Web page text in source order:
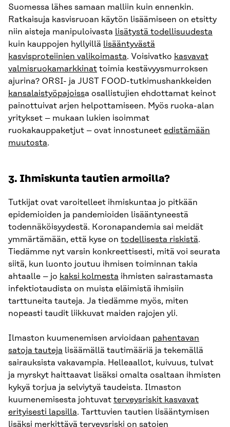
Suomessa lähes samaan malliin kuin ennenkin.
Ratkaisuja kasvisruoan käytön lisäämiseen on etsitty
niin aisteja manipuloivasta lisätystä todellisuudesta
kuin kauppojen hyllyillä lisääntyvästä
kasvisproteiinien valikoimasta. Voisivatko kasvavat
valmisruokamarkkinat toimia kestävyysmurroksen
ajurina? ORSI- ja JUST FOOD-tutkimushankkeiden
kansalaistyöpajoissa osallistujien ehdottamat keinot
painottuivat arjen helpottamiseen. Myös ruoka-alan
yritykset – mukaan lukien isoimmat
ruokakauppaketjut – ovat innostuneet edistämään
muutosta.
3. Ihmiskunta tautien armoilla?
Tutkijat ovat varoitelleet ihmiskuntaa jo pitkään
epidemioiden ja pandemioiden lisääntyneestä
todennäköisyydestä. Koronapandemia sai meidät
ymmärtämään, että kyse on todellisesta riskistä.
Tiedämme nyt varsin konkreettisesti, mitä voi seurata
siitä, kun luonto joutuu ihmisen toiminnan takia
ahtaalle – jo kaksi kolmesta ihmisten sairastamasta
infektiotaudista on muista eläimistä ihmisiin
tarttuneita tauteja. Ja tiedämme myös, miten
nopeasti taudit liikkuvat maiden rajojen yli.
Ilmaston kuumenemisen arvioidaan pahentavan
satoja tauteja lisäämällä tautimääriä ja tekemällä
sairauksista vakavampia. Helleaallot, kuivuus, tulvat
ja myrskyt haittaavat lisäksi omalta osaltaan ihmisten
kykyä torjua ja selviytyä taudeista. Ilmaston
kuumenemisesta johtuvat terveysriskit kasvavat
erityisesti lapsilla. Tarttuvien tautien lisääntymisen
lisäksi merkittävä terveysriski on satojen